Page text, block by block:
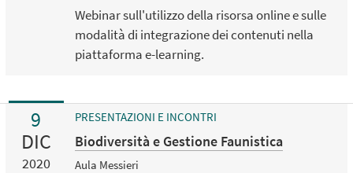
Webinar sull'utilizzo della risorsa online e sulle
modalità di integrazione dei contenuti nella
piattaforma e-learning.
9
DIC
2020
PRESENTAZIONI E INCONTRI
Biodiversità e Gestione Faunistica
Aula Messieri